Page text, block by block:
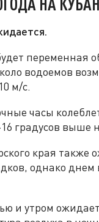
переменная
водоемов
м/с.
часы
градусов выше
края также
однако
и утром